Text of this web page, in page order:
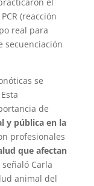
el
(reacción
real para
secuenciación
se
de
y pública en la
profesionales
que afectan
señaló Carla
animal del